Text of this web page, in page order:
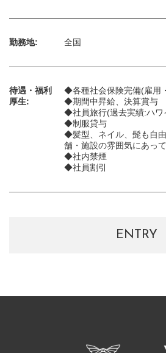
勤務地: 全国
待遇・福利
厚生:
◆各種社会保険完備(雇用
◆期間中昇給、決算賞与
◆社員旅行(過去実績:ハワ
◆制服貸与
◆髪型、ネイル、髭も自
舗・施設の雰囲気にあって
◆社内禁煙
◆社員割引
ENTRY